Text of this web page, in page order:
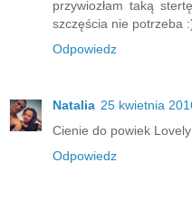
przywiozłam taką
szczęścia nie potrzeba
Odpowiedz
Natalia 25 kwietnia
Cienie do powiek
Odpowiedz